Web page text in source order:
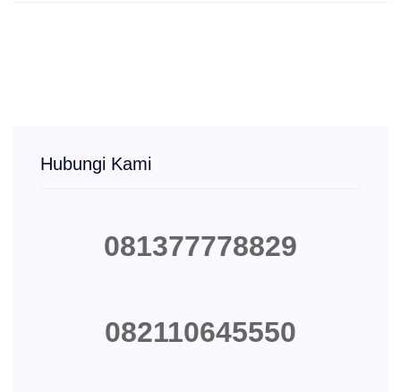
Hubungi Kami
081377778829
082110645550